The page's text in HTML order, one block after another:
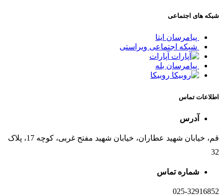
شبکه های اجتماعی
پیامرسان ایتا
شبکه اجتماعی ویراستی
آپارات
پیامرسان بله
روبیکا
اطلاعات تماس
آدرس
قم، خیابان شهید عطاران، خیابان شهید مفتح غربی، کوچه 17، پلاک
32
شماره تماس
025-32916852